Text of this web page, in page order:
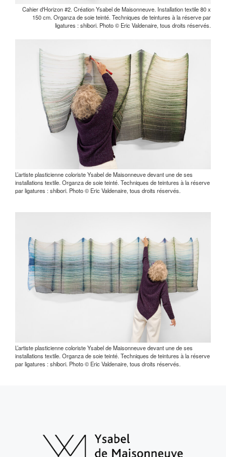
Cahier d'Horizon #2. Création Ysabel de Maisonneuve. Installation textile 80 x
150 cm. Organza de soie teinté. Techniques de teintures à la réserve par
ligatures : shibori. Photo © Eric Valdenaire, tous droits réservés.
L’artiste plasticienne coloriste Ysabel de Maisonneuve devant une de ses
installations textile. Organza de soie teinté. Techniques de teintures à la réserve
par ligatures : shibori. Photo © Eric Valdenaire, tous droits réservés.
L’artiste plasticienne coloriste Ysabel de Maisonneuve devant une de ses
installations textile. Organza de soie teinté. Techniques de teintures à la réserve
par ligatures : shibori. Photo © Eric Valdenaire, tous droits réservés.